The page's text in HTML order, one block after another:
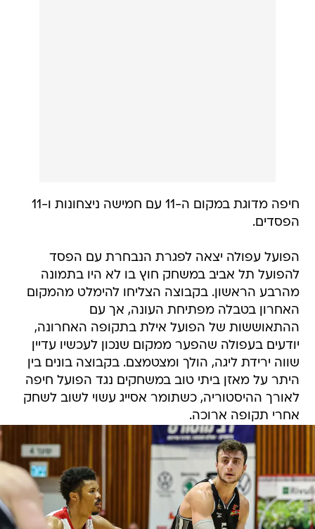
חיפה מדוגת במקום ה-11 עם חמישה ניצחונות ו-11
הפסדים.
הפועל עפולה יצאה לפגרת הנבחרת עם הפסד
להפועל תל אביב במשחק חוץ בו לא היו בתמונה
מהרבע הראשון. בקבוצה הצליחו להימלט מהמקום
האחרון בטבלה מפתיחת העונה, אך עם
ההתאוששות של הפועל אילת בתקופה האחרונה,
יודעים בעפולה שהפער ממקום שנכון לעכשיו עדיין
שווה ירידת ליגה, הולך ומצטמצם. בקבוצה בונים בין
היתר על מאזן ביתי טוב במשחקים נגד הפועל חיפה
לאורך ההיסטוריה, כשתומר אסייג עשוי לשוב לשחק
אחרי תקופה ארוכה.